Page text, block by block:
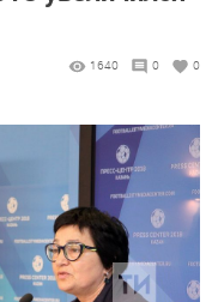
1640 0 0